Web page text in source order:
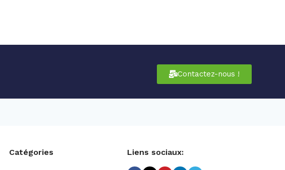
Contactez-nous !
Catégories Liens sociaux: